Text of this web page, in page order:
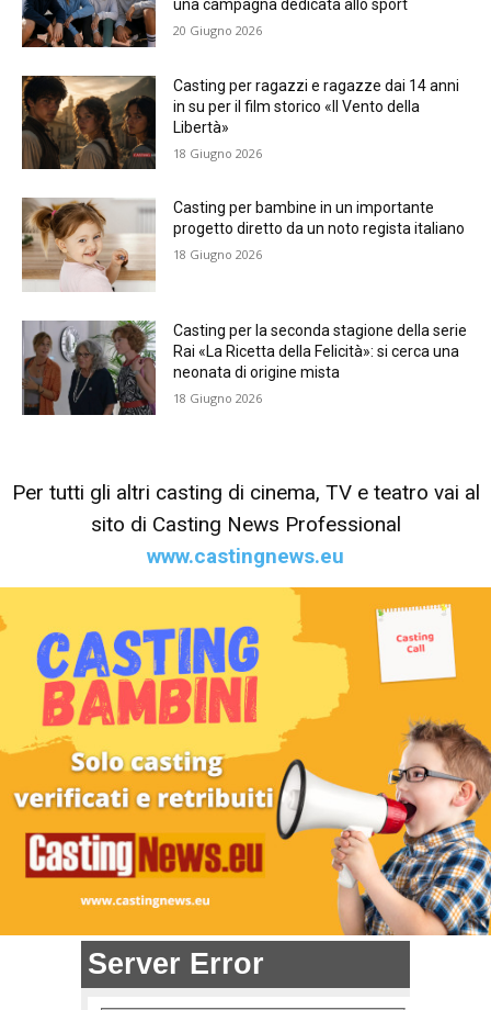
una campagna dedicata allo sport
20 Giugno 2026
Casting per ragazzi e ragazze dai 14 anni
in su per il film storico «Il Vento della
Libertà»
18 Giugno 2026
Casting per bambine in un importante
progetto diretto da un noto regista italiano
18 Giugno 2026
Casting per la seconda stagione della serie
Rai «La Ricetta della Felicità»: si cerca una
neonata di origine mista
18 Giugno 2026
Per tutti gli altri casting di cinema, TV e teatro vai al
sito di Casting News Professional
www.castingnews.eu